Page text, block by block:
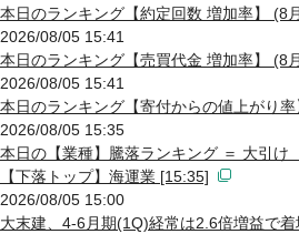
本日のランキング【約定回数 増加率】 (8
2026/08/05 15:41
本日のランキング【売買代金 増加率】 (8
2026/08/05 15:41
本日のランキング【寄付からの値上がり
2026/08/05 15:35
本日の【業種】騰落ランキング ＝ 大引
【下落トップ】海運業 [15:35]
2026/08/05 15:00
大末建、4-6月期(1Q)経常は2.6倍増益で着